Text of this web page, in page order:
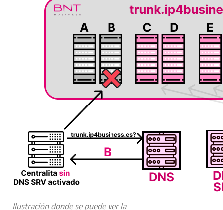
Ilustración donde se puede ver la